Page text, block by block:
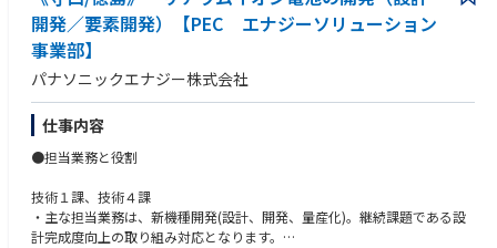
開発／要素開発）【PEC エナジーソリューション
事業部】
パナソニックエナジー株式会社
仕事内容
●担当業務と役割
技術１課、技術４課
・主な担当業務は、新機種開発(設計、開発、量産化)。継続課題である設
計完成度向上の取り組み対応となります。